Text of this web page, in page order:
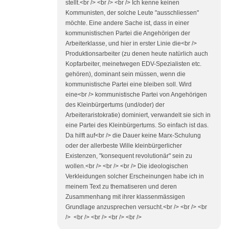
stellt.<br /> <br /> <br /> Ich kenne keinen
Kommunisten, der solche Leute "ausschliessen"
möchte. Eine andere Sache ist, dass in einer
kommunistischen Partei die Angehörigen der
Arbeiterklasse, und hier in erster Linie die<br />
Produktionsarbeiter (zu denen heute natürlich auch
Kopfarbeiter, meinetwegen EDV-Spezialisten etc.
gehören), dominant sein müssen, wenn die
kommunistische Partei eine bleiben soll. Wird
eine<br /> kommunistische Partei von Angehörigen
des Kleinbürgertums (und/oder) der
Arbeiteraristokratie) dominiert, verwandelt sie sich in
eine Partei des Kleinbürgertums. So einfach ist das.
Da hilft auf<br /> die Dauer keine Marx-Schulung
oder der allerbeste Wille kleinbürgerlicher
Existenzen, "konsequent revolutionär" sein zu
wollen.<br /> <br /> <br /> Die ideologischen
Verkleidungen solcher Erscheinungen habe ich in
meinem Text zu thematiseren und deren
Zusammenhang mit ihrer klassenmässigen
Grundlage anzusprechen versucht.<br /> <br /> <br
/> <br /> <br /> <br /> <br />